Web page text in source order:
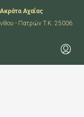
Ακράτα Αχαΐας
- Πατρών T.K. 25006